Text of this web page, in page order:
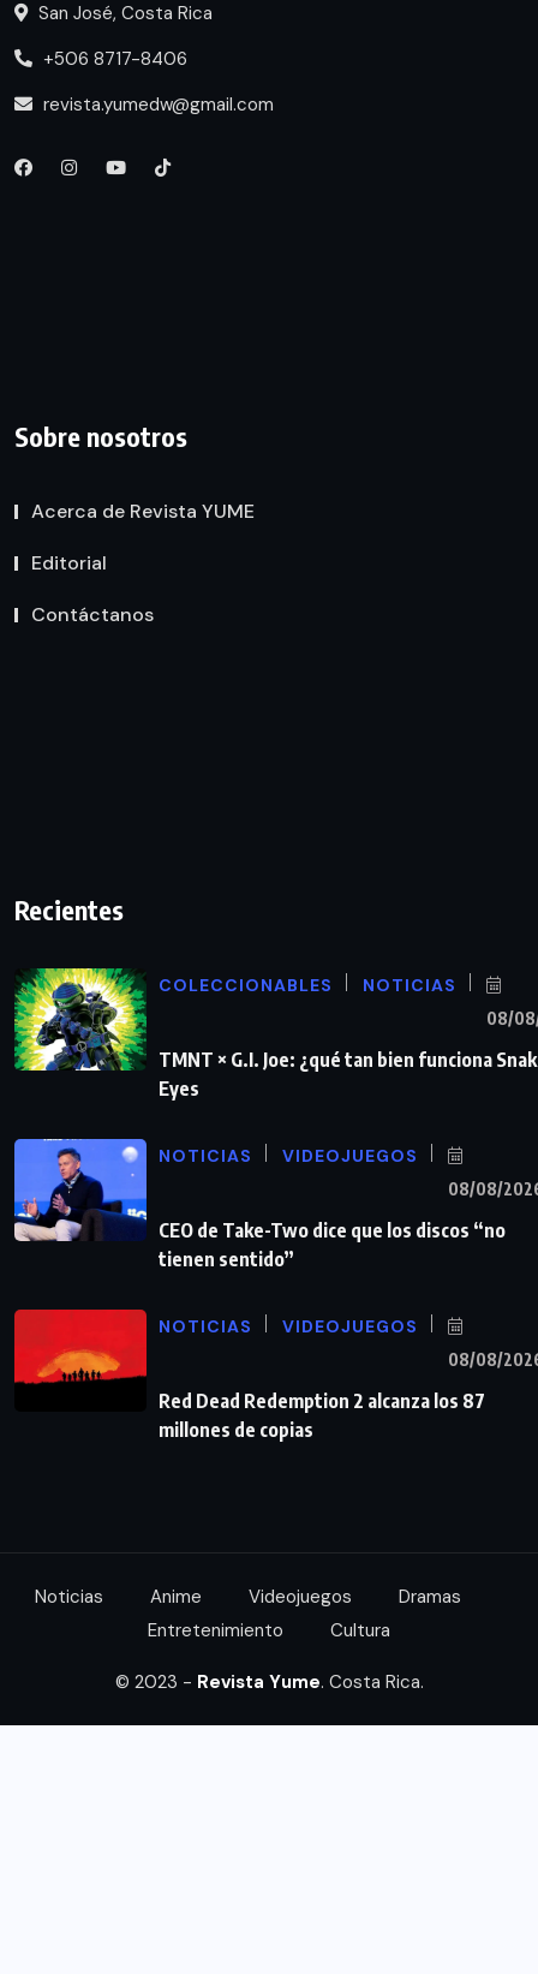
San José, Costa Rica
+506 8717-8406
revista.yumedw@gmail.com
Sobre nosotros
Acerca de Revista YUME
Editorial
Contáctanos
Recientes
COLECCIONABLES NOTICIAS
08/
TMNT × G.I. Joe: ¿qué tan bien funciona
Eyes
NOTICIAS VIDEOJUEGOS
08/08/
CEO de Take-Two dice que los discos “no
tienen sentido”
NOTICIAS VIDEOJUEGOS
08/08/
Red Dead Redemption 2 alcanza los 87
millones de copias
Noticias Anime Videojuegos
Dramas
Entretenimiento
Cultura
© 2023 - Revista Yume. Costa Rica.